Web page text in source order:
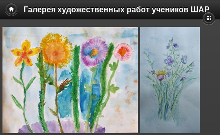
Галерея художественных работ учеников ШАР